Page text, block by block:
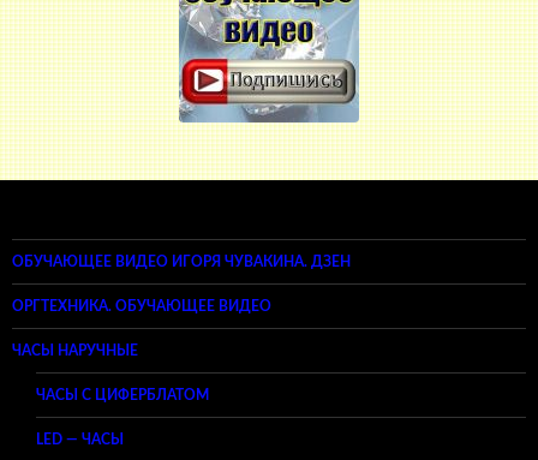
ОБУЧАЮЩЕЕ ВИДЕО ИГОРЯ ЧУВАКИНА. ДЗЕН
ОРГТЕХНИКА. ОБУЧАЮЩЕЕ ВИДЕО
ЧАСЫ НАРУЧНЫЕ
ЧАСЫ С ЦИФЕРБЛАТОМ
LED — ЧАСЫ